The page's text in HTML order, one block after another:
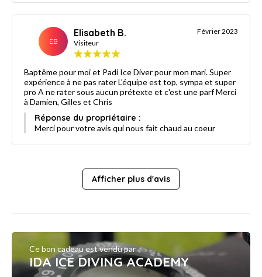
EB
Elisabeth B.
Visiteur
Février 2023
Baptême pour moi et Padi Ice Diver pour mon mari. Super
expérience à ne pas rater L'équipe est top, sympa et super
pro A ne rater sous aucun prétexte et c'est une parf Merci
à Damien, Gilles et Chris
Réponse du propriétaire :
Merci pour votre avis qui nous fait chaud au coeur
Afficher plus d'avis
Ce bon cadeau est vendu par
IDA ICE DIVING ACADEMY